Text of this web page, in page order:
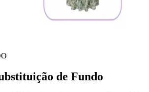
de Fundo